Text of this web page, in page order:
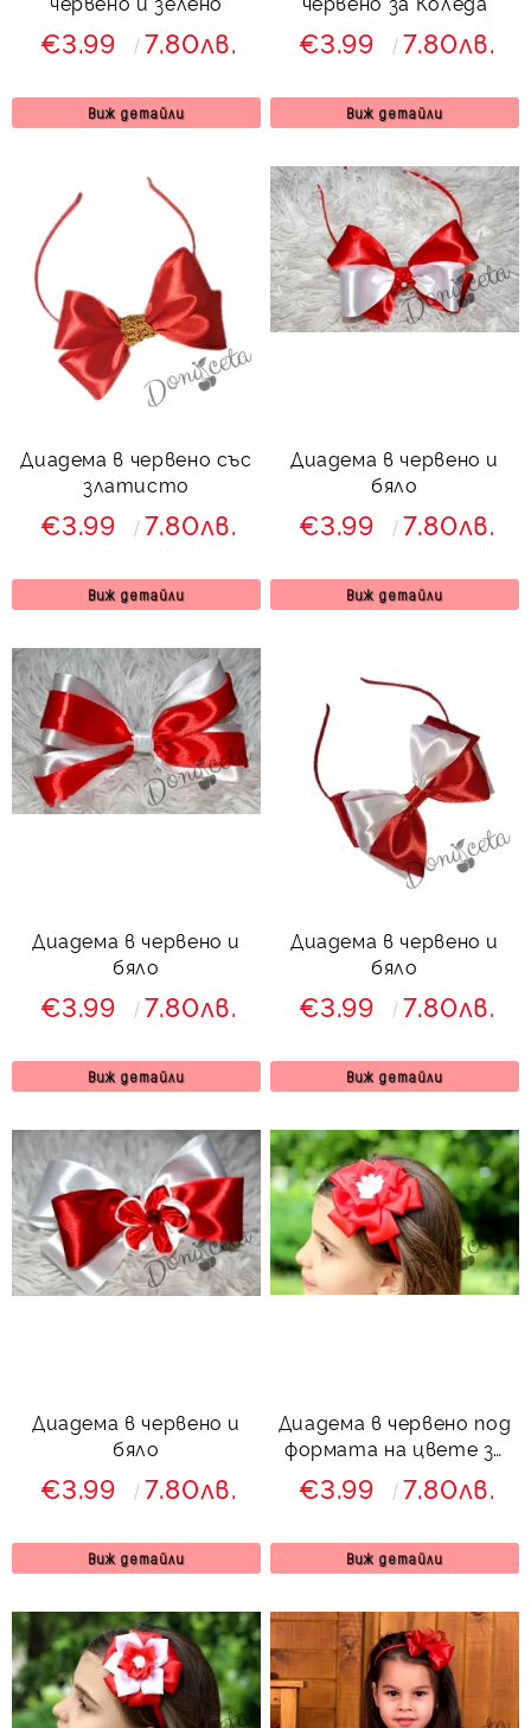
€3.99 7.80лв.
Виж детайли
€3.99 7.80лв.
Виж детайли
Диадема в червено със
златисто
€3.99 7.80лв.
Виж детайли
Диадема в червено и
бяло
€3.99 7.80лв.
Виж детайли
Диадема в червено и
бяло
€3.99 7.80лв.
Виж детайли
Диадема в червено и
бяло
€3.99 7.80лв.
Виж детайли
Диадема в червено и
бяло
€3.99 7.80лв.
Виж детайли
Диадема в червено под
формата на цвете за
момиче
€3.99 7.80лв.
Виж детайли